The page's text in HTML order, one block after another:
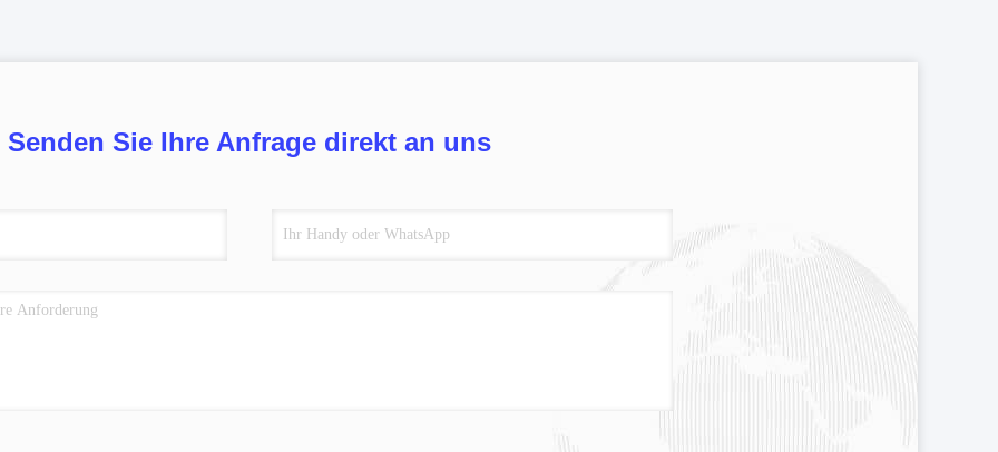
Senden Sie Ihre Anfrage direkt an uns